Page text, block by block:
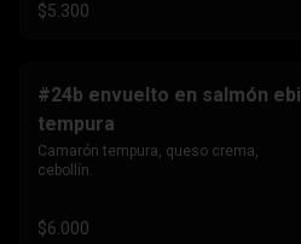
$5.300
#24b envuelto en salmón ebi
tempura
Camarón tempura, queso crema,
cebollín.
$6.000